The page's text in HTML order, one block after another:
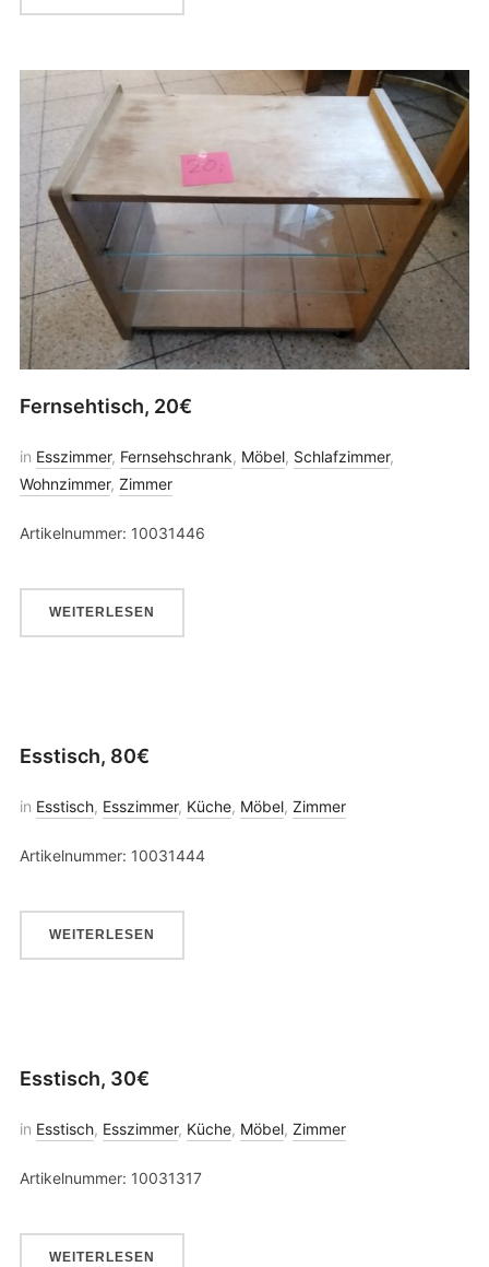
Fernsehtisch, 20€
in Esszimmer, Fernsehschrank, Möbel, Schlafzimmer,
Wohnzimmer, Zimmer
Artikelnummer: 10031446
WEITERLESEN
Esstisch, 80€
in Esstisch, Esszimmer, Küche, Möbel, Zimmer
Artikelnummer: 10031444
WEITERLESEN
Esstisch, 30€
in Esstisch, Esszimmer, Küche, Möbel, Zimmer
Artikelnummer: 10031317
WEITERLESEN